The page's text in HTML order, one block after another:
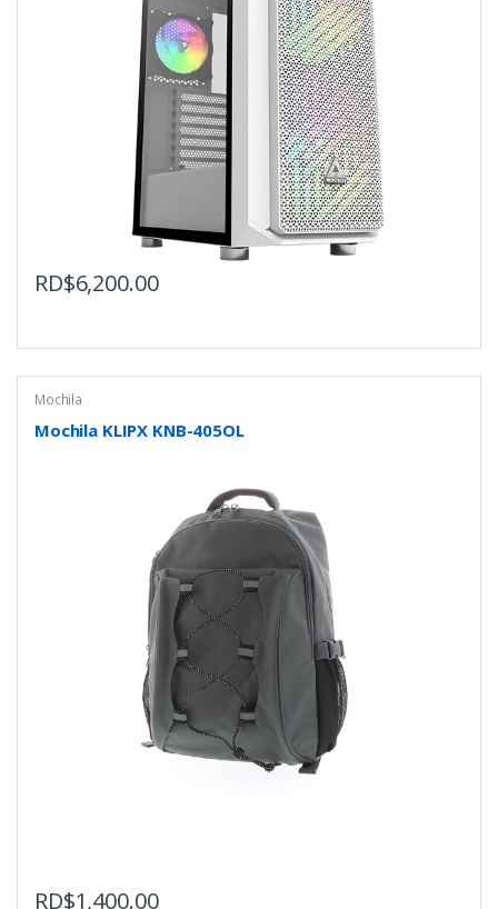
RD$6,200.00
Mochila
Mochila KLIPX KNB-405OL
RD$1,400.00